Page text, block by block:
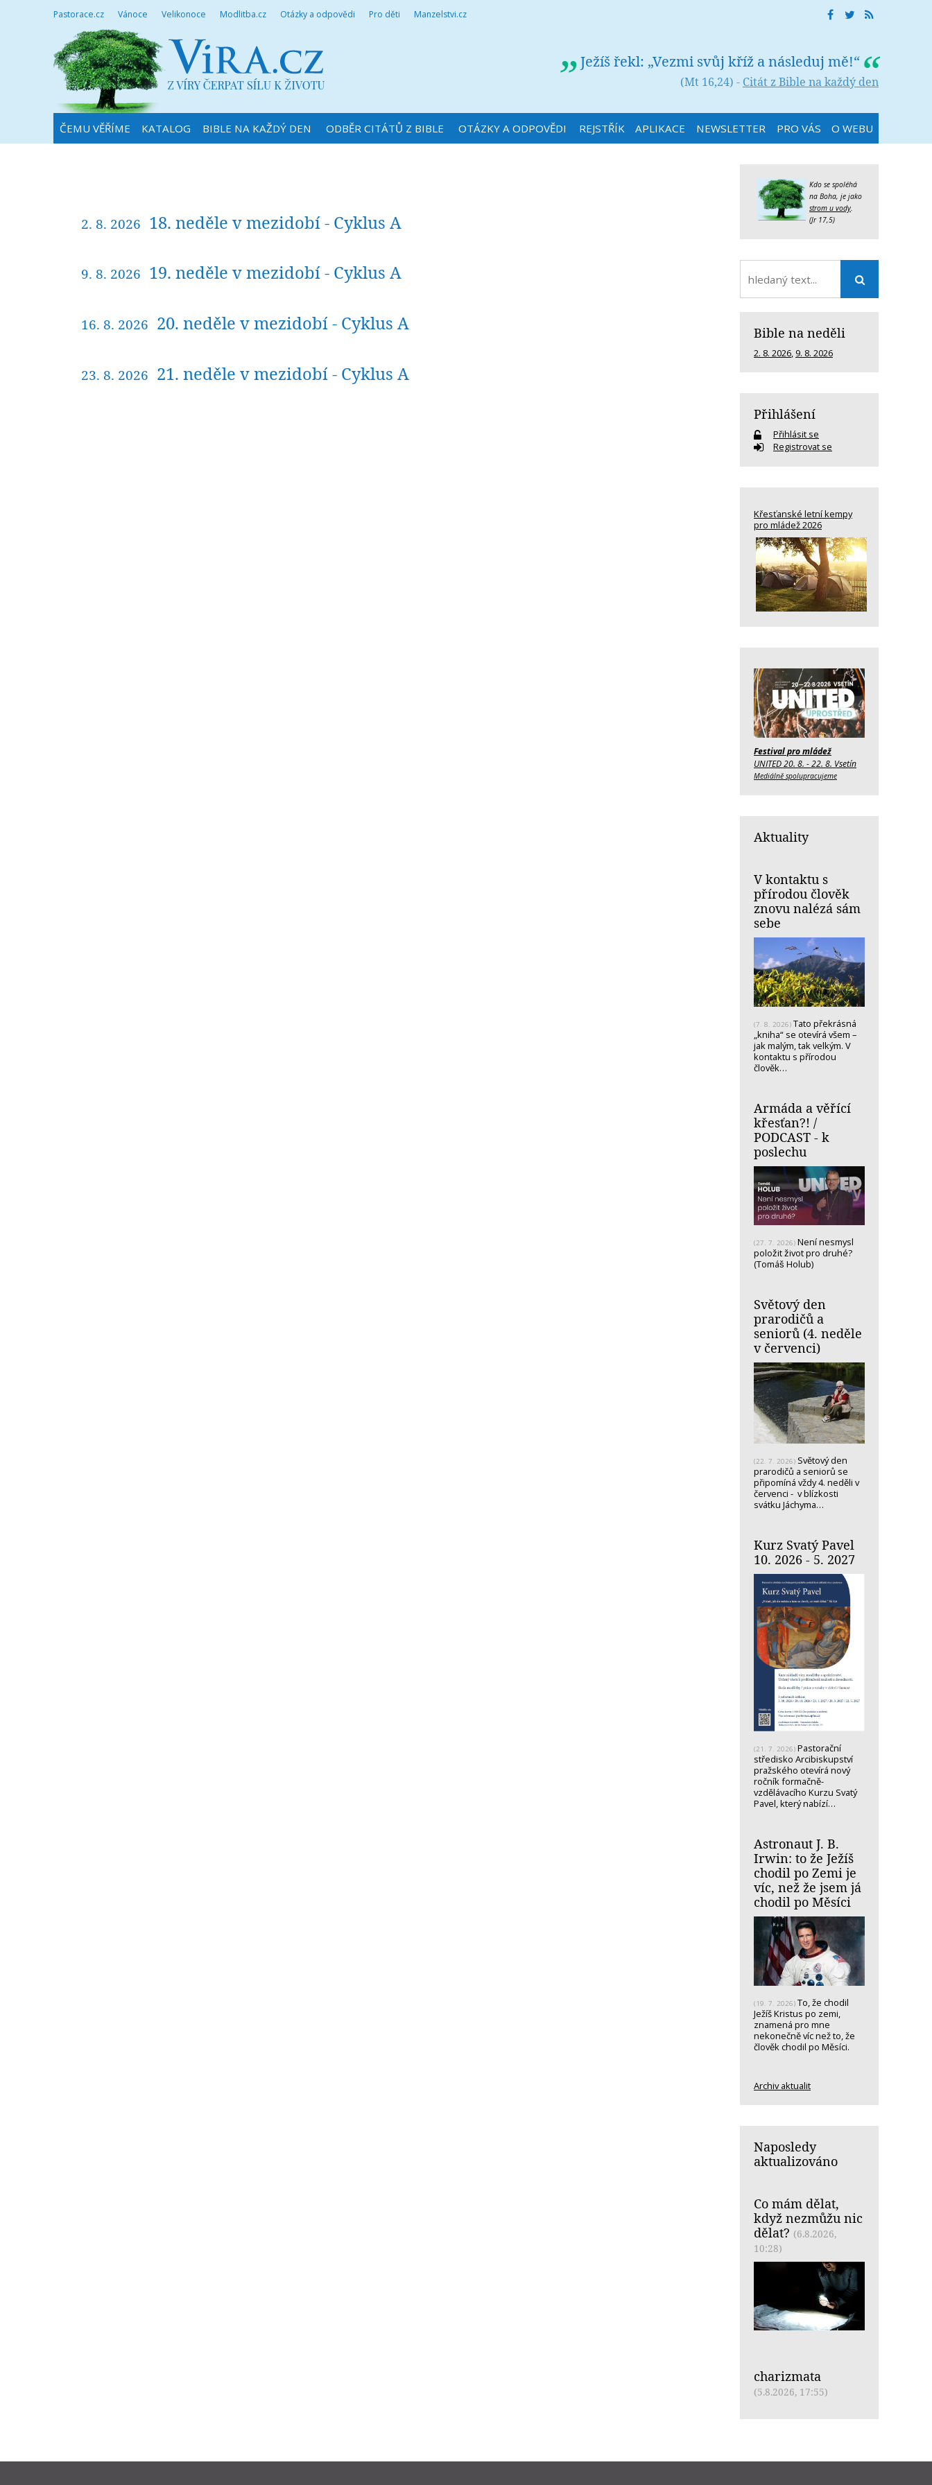
Pastorace.cz Vánoce Velikonoce Modlitba.cz Otázky a odpovědi Pro děti Manzelstvi.cz
Ježíš řekl: „Vezmi svůj kříž a následuj mě!“
(Mt 16,24) - Citát z Bible na každý den
ČEMU VĚŘÍME KATALOG BIBLE NA KAŽDÝ DEN ODBĚR CITÁTŮ Z BIBLE OTÁZKY A ODPOVĚDI REJSTŘÍK APLIKACE NEWSLETTER PRO VÁS O WEBU
2. 8. 2026 18. neděle v mezidobí - Cyklus A
9. 8. 2026 19. neděle v mezidobí - Cyklus A
16. 8. 2026 20. neděle v mezidobí - Cyklus A
23. 8. 2026 21. neděle v mezidobí - Cyklus A
Kdo se spoléhá
na Boha, je jako
strom u vody.
(Jr 17,5)
Bible na neděli
2. 8. 2026, 9. 8. 2026
Přihlášení
Přihlásit se
Registrovat se
Křesťanské letní kempy
pro mládež 2026
Festival pro mládež
UNITED 20. 8. - 22. 8. Vsetín
Mediálně spolupracujeme
Aktuality
V kontaktu s
přírodou člověk
znovu nalézá sám
sebe
(7. 8. 2026) Tato překrásná
„kniha“ se otevírá všem –
jak malým, tak velkým. V
kontaktu s přírodou
člověk…
Armáda a věřící
křesťan?! /
PODCAST - k
poslechu
(27. 7. 2026) Není nesmysl
položit život pro druhé?
(Tomáš Holub)
Světový den
prarodičů a
seniorů (4. neděle
v červenci)
(22. 7. 2026) Světový den
prarodičů a seniorů se
připomíná vždy 4. neděli v
červenci - v blízkosti
svátku Jáchyma…
Kurz Svatý Pavel
10. 2026 - 5. 2027
(21. 7. 2026) Pastorační
středisko Arcibiskupství
pražského otevírá nový
ročník formačně-
vzdělávacího Kurzu Svatý
Pavel, který nabízí…
Astronaut J. B.
Irwin: to že Ježíš
chodil po Zemi je
víc, než že jsem já
chodil po Měsíci
(19. 7. 2026) To, že chodil
Ježíš Kristus po zemi,
znamená pro mne
nekonečně víc než to, že
člověk chodil po Měsíci.
Archiv aktualit
Naposledy
aktualizováno
Co mám dělat,
když nezmůžu nic
dělat? (6.8.2026,
10:28)
charizmata
(5.8.2026, 17:55)